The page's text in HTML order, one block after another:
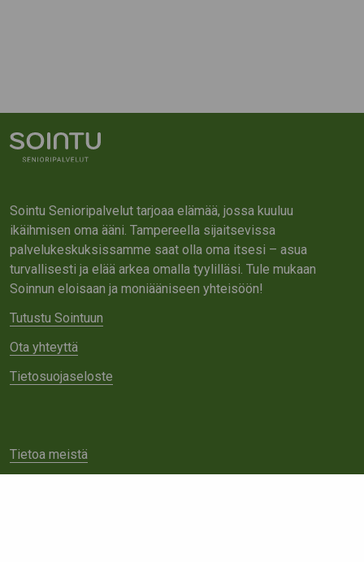
Sointu Senioripalvelut tarjoaa elämää, jossa kuuluu
ikäihmisen oma ääni. Tampereella sijaitsevissa
palvelukeskuksissamme saat olla oma itsesi – asua
turvallisesti ja elää arkea omalla tyylilläsi. Tule mukaan
Soinnun eloisaan ja moniääniseen yhteisöön!
Tutustu Sointuun
Ota yhteyttä
Tietosuojaseloste
Tietoa meistä